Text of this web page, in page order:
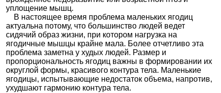
уплощение мышц.
В настоящее время проблема маленьких ягодиц
актуальна потому, что большинство людей ведет
сидячий образ жизни, при котором нагрузка на
ягодичные мышцы крайне мала. Более отчетливо эта
проблема заметна у худых людей. Размер и
пропорциональность ягодиц важны в формировании их
округлой формы, красивого контура тела. Маленькие
ягодицы, испытывающие недостаток объема, напротив,
ухудшают гармонию контура тела.